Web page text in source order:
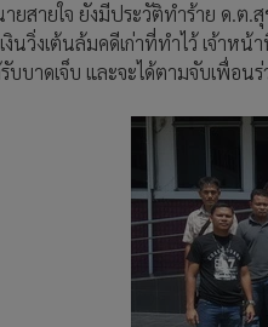
ยสายใจ ยังมีประวัติทำร้าย ด.ต.
งินวิ่งเต้นล้มคดีเก่าที่ทำไว้ เจ้า
รับบาดเจ็บ และจะได้ตามจับเพื่อ